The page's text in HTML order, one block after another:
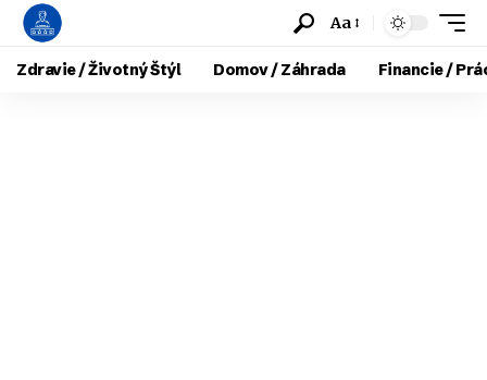
Aa
Zdravie / Životný Štýl Domov / Záhrada Financie /